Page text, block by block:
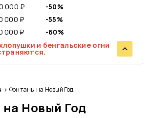
000 ₽
-50%
000 ₽
-55%
000 ₽
-60%
и бенгальские огни
Фонтаны на Новый Год
Новый Год